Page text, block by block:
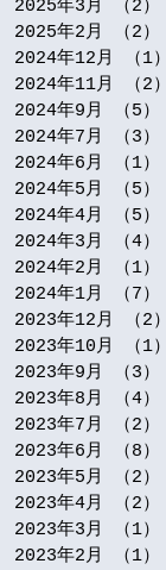
2025年3月
（2）
2025年2月
（2）
2024年12月
（1）
2024年11月
（2）
2024年9月
（5）
2024年7月
（3）
2024年6月
（1）
2024年5月
（5）
2024年4月
（5）
2024年3月
（4）
2024年2月
（1）
2024年1月
（7）
2023年12月
（2）
2023年10月
（1）
2023年9月
（3）
2023年8月
（4）
2023年7月
（2）
2023年6月
（8）
2023年5月
（2）
2023年4月
（2）
2023年3月
（1）
2023年2月
（1）